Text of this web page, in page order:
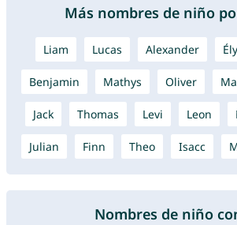
Más nombres de niño
Liam Lucas Alexander
Benjamin Mathys Oliver
Jack Thomas Levi Leon
Julian Finn Theo Isacc
Nombres de niño